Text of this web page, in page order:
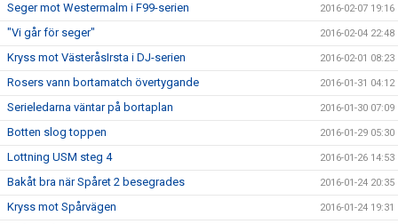
Seger mot Westermalm i F99-serien 2016-02-07 19:16
"Vi går för seger" 2016-02-04 22:48
Kryss mot VästeråsIrsta i DJ-serien 2016-02-01 08:23
Rosers vann bortamatch övertygande 2016-01-31 04:12
Serieledarna väntar på bortaplan 2016-01-30 07:09
Botten slog toppen 2016-01-29 05:30
Lottning USM steg 4 2016-01-26 14:53
Bakåt bra när Spåret 2 besegrades 2016-01-24 20:35
Kryss mot Spårvägen 2016-01-24 19:31